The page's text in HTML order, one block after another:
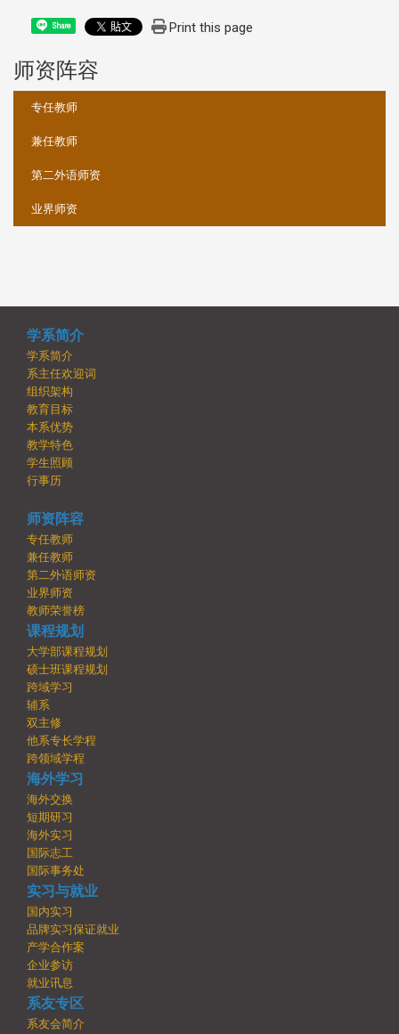
Share Print this page
师资阵容
专任教师
兼任教师
第二外语师资
业界师资
学系简介
学系简介
系主任欢迎词
组织架构
教育目标
本系优势
教学特色
学生照顾
行事历
师资阵容
专任教师
兼任教师
第二外语师资
业界师资
教师荣誉榜
课程规划
大学部课程规划
硕士班课程规划
跨域学习
辅系
双主修
他系专长学程
跨领域学程
海外学习
海外交换
短期研习
海外实习
国际志工
国际事务处
实习与就业
国内实习
品牌实习保证就业
产学合作案
企业参访
就业讯息
系友专区
系友会简介